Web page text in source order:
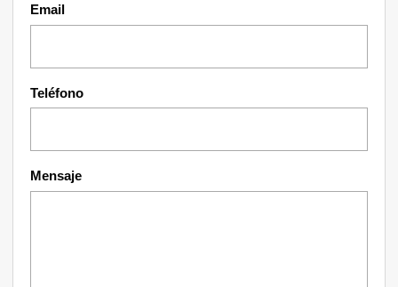
Email
Teléfono
Mensaje